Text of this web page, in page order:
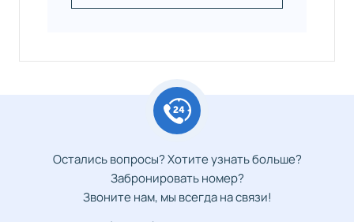
Остались вопросы? Хотите узнать больше?
Забронировать номер?
Звоните нам, мы всегда на связи!